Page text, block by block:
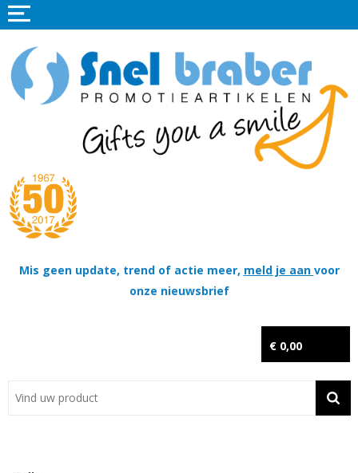
Mis geen update, trend of actie meer, meld je aan voor
onze nieuwsbrief
€ 0,00
Home
Promotieartikelen
Tassen
Thema's
Contact